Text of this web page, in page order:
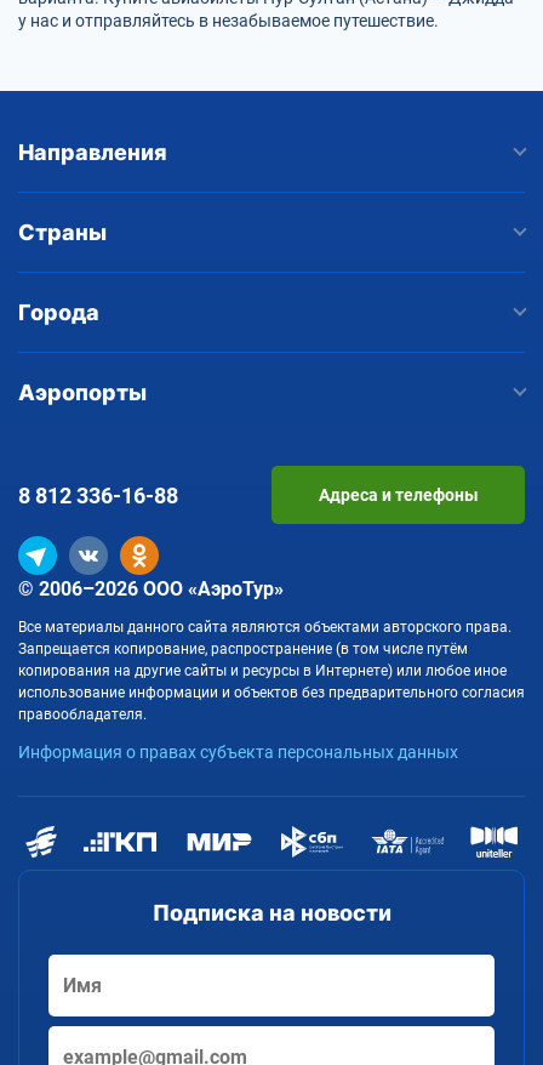
у нас и отправляйтесь в незабываемое путешествие.
Направления
Страны
Города
Аэропорты
Подписка на новости
© 2006–2026 ООО «АэроТур»
Все материалы данного сайта являются объектами авторского права.
Запрещается копирование, распространение (в том числе путём
копирования на другие сайты и ресурсы в Интернете) или любое иное
использование информации и объектов без предварительного согласия
правообладателя.
Информация о правах субъекта персональных данных
8 812336-16-88 Адреса и телефоны